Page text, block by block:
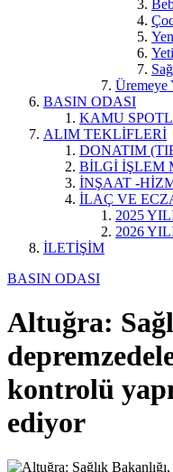
Üremeye
BASIN ODASI
KAMU
ALIM TEKLİFLERİ
DONATIM
BİLGİ İŞLEM
İNŞAAT -
İLAÇ VE
2025
2026
İLETİŞİM
BASIN ODASI
Altuğra:
kontrolü
ediyor